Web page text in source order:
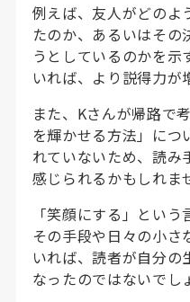
例えば、友人がどのよ
たのか、あるいはその
うとしているのかを示
いれば、より説得力が
また、Kさんが帰路で
を輝かせる方法」につ
れていないため、読み
感じられるかもしれま
「笑顔にする」という
その手段や日々の小さ
いれば、読者が自分の
なったのではないでし